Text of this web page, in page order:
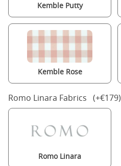
Kemble Putty
Kemble Rose
Romo Linara Fabrics (+€179)
Romo Linara